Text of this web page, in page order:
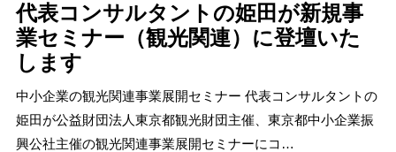
代表コンサルタントの姫田が新規事
業セミナー（観光関連）に登壇いた
します
中小企業の観光関連事業展開セミナー 代表コンサルタントの
姫田が公益財団法人東京都観光財団主催、東京都中小企業振
興公社主催の観光関連事業展開セミナーにコ…